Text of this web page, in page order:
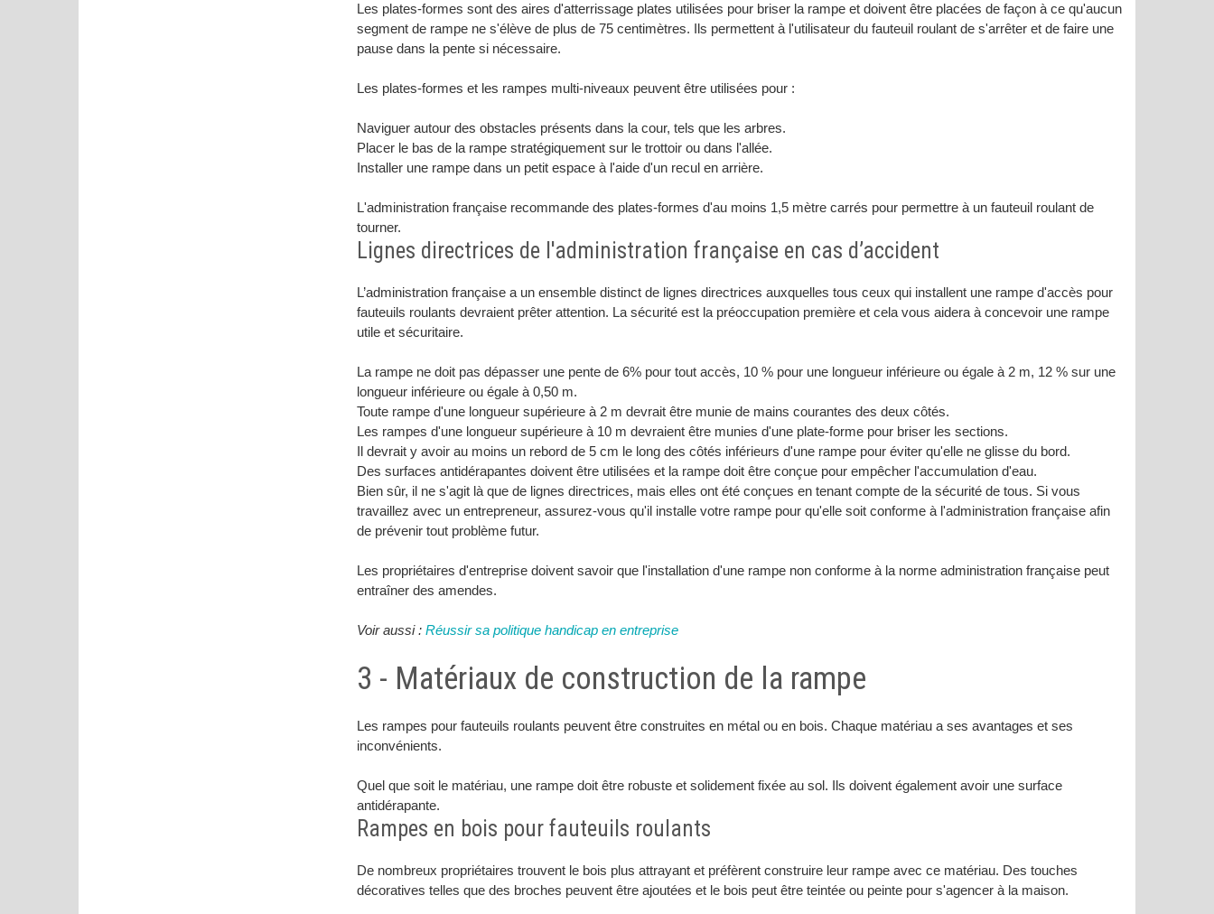
Les plates-formes sont des aires d'atterrissage plates utilisées pour briser la rampe et doivent être placées de façon à ce qu'aucun
segment de rampe ne s'élève de plus de 75 centimètres. Ils permettent à l'utilisateur du fauteuil roulant de s'arrêter et de faire une
pause dans la pente si nécessaire.
Les plates-formes et les rampes multi-niveaux peuvent être utilisées pour :
Naviguer autour des obstacles présents dans la cour, tels que les arbres.
Placer le bas de la rampe stratégiquement sur le trottoir ou dans l'allée.
Installer une rampe dans un petit espace à l'aide d'un recul en arrière.
L'administration française recommande des plates-formes d'au moins 1,5 mètre carrés pour permettre à un fauteuil roulant de
tourner.
Lignes directrices de l'administration française en cas d’accident
L’administration française a un ensemble distinct de lignes directrices auxquelles tous ceux qui installent une rampe d'accès pour
fauteuils roulants devraient prêter attention. La sécurité est la préoccupation première et cela vous aidera à concevoir une rampe
utile et sécuritaire.
La rampe ne doit pas dépasser une pente de 6% pour tout accès, 10 % pour une longueur inférieure ou égale à 2 m, 12 % sur une
longueur inférieure ou égale à 0,50 m.
Toute rampe d'une longueur supérieure à 2 m devrait être munie de mains courantes des deux côtés.
Les rampes d'une longueur supérieure à 10 m devraient être munies d'une plate-forme pour briser les sections.
Il devrait y avoir au moins un rebord de 5 cm le long des côtés inférieurs d'une rampe pour éviter qu'elle ne glisse du bord.
Des surfaces antidérapantes doivent être utilisées et la rampe doit être conçue pour empêcher l'accumulation d'eau.
Bien sûr, il ne s'agit là que de lignes directrices, mais elles ont été conçues en tenant compte de la sécurité de tous. Si vous
travaillez avec un entrepreneur, assurez-vous qu'il installe votre rampe pour qu'elle soit conforme à l'administration française afin
de prévenir tout problème futur.
Les propriétaires d'entreprise doivent savoir que l'installation d'une rampe non conforme à la norme administration française peut
entraîner des amendes.
Voir aussi : Réussir sa politique handicap en entreprise
3 - Matériaux de construction de la rampe
Les rampes pour fauteuils roulants peuvent être construites en métal ou en bois. Chaque matériau a ses avantages et ses
inconvénients.
Quel que soit le matériau, une rampe doit être robuste et solidement fixée au sol. Ils doivent également avoir une surface
antidérapante.
Rampes en bois pour fauteuils roulants
De nombreux propriétaires trouvent le bois plus attrayant et préfèrent construire leur rampe avec ce matériau. Des touches
décoratives telles que des broches peuvent être ajoutées et le bois peut être teintée ou peinte pour s'agencer à la maison.